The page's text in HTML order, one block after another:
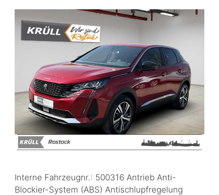
Interne Fahrzeugnr.: 500316 Antrieb Anti-
Blockier-System (ABS) Antischlupfregelung